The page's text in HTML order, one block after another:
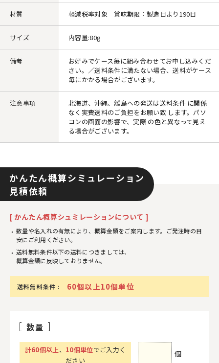
材質 軽減税率対象 賞味期限：製造日より190日
サイズ 内容量:80g
備考
お好みでケース毎に組み合わせてお申し込みくだ
さい。／送料条件に満たない場合、送料がケース
毎にかかる場合がございます。
注意事項
北海道、沖縄、離島への発送は送料条件 に関係
なく実費送料のご負担をお願い致 します。パソ
コンの画面の影響で、実際 の色と異なって見え
る場合がございます。
かんたん概算シミュレーション
見積依頼
[ かんたん概算シュミレーションについて ]
数量や名入れの有無により、概算金額をご案内します。ご発注時の目
安にご利用ください。
送料無料条件以下の送料につきましては、
概算金額に反映しておりません。
送料無料条件 : 60個以上10個単位
数量
計60個以上、 10個単位でご入力く
ださい
個